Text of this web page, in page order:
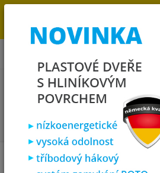
OBJEDNÁVKOU. MÁME 7 000 OKEN
KLATOVECH.
Plastová okna
plastové okno
PREMIUM 7000